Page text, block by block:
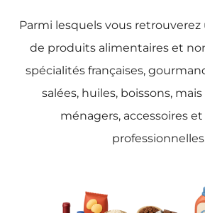
Parmi lesquels vous
de produits alimentaires et
spécialités françaises,
salées, huiles, boissons,
ménagers, accessoires